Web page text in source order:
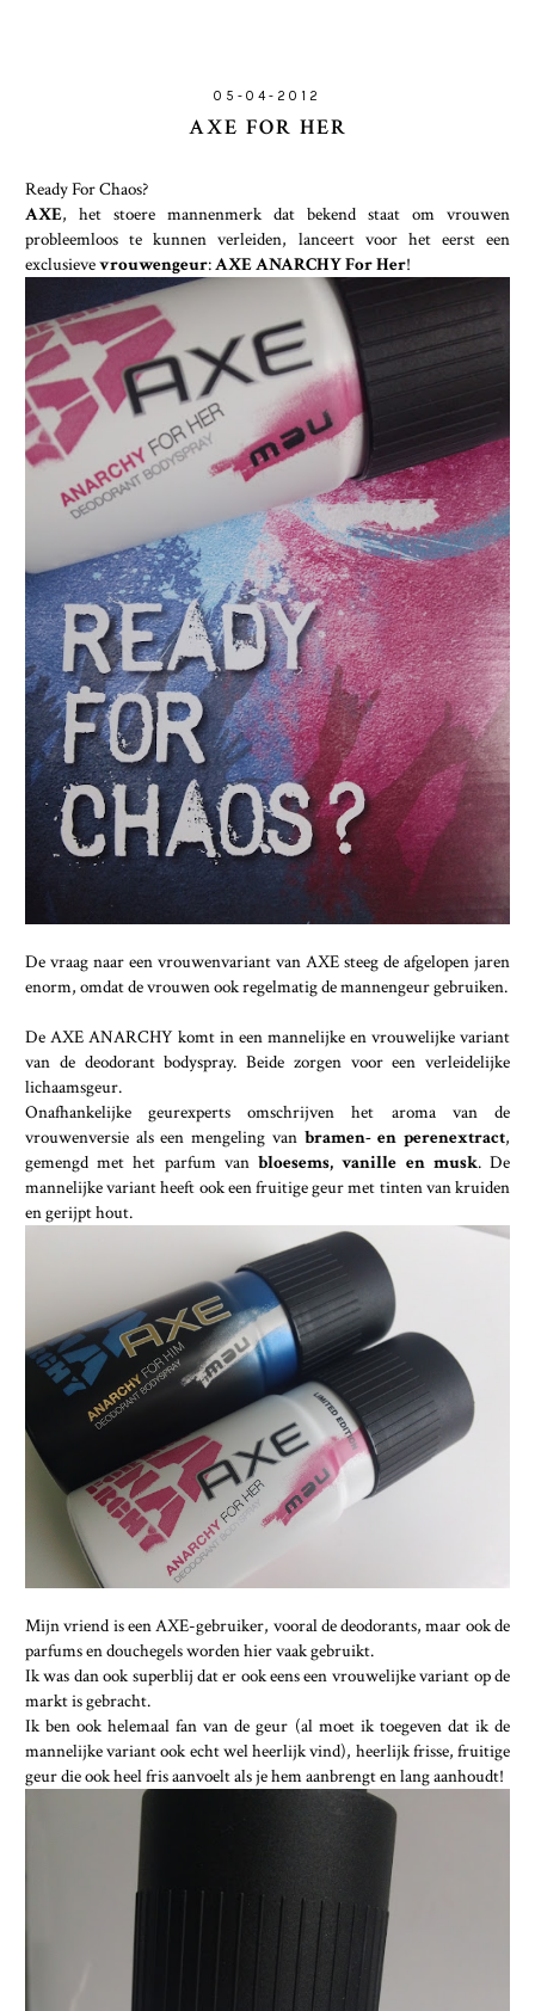
05-04-2012
AXE FOR HER
Ready For Chaos?
AXE, het stoere mannenmerk dat bekend staat om vrouwen
probleemloos te kunnen verleiden, lanceert voor het eerst een
exclusievevrouwengeur:AXE ANARCHY For Her!
De vraag naar een vrouwenvariant van AXE steeg de afgelopen jaren
enorm, omdat de vrouwen ook regelmatig de mannengeur gebruiken.
De AXE ANARCHY komt in een mannelijke en vrouwelijke variant
van de deodorant bodyspray. Beide zorgen voor een verleidelijke
lichaamsgeur.
Onafhankelijke geurexperts omschrijven het aroma van de
vrouwenversie als een mengeling van bramen- en perenextract,
gemengd met het parfum vanbloesems, vanille en musk. De
mannelijke variant heeft ook een fruitige geur met tinten van kruiden
en gerijpt hout.
Mijn vriend is een AXE-gebruiker, vooral de deodorants, maar ook de
parfums en douchegels worden hier vaak gebruikt.
Ik was dan ook superblij dat er ook eens een vrouwelijke variant op de
markt is gebracht.
Ik ben ook helemaal fan van de geur (al moet ik toegeven dat ik de
mannelijke variant ook echt wel heerlijk vind), heerlijk frisse, fruitige
geur die ook heel fris aanvoelt als je hem aanbrengt en lang aanhoudt!